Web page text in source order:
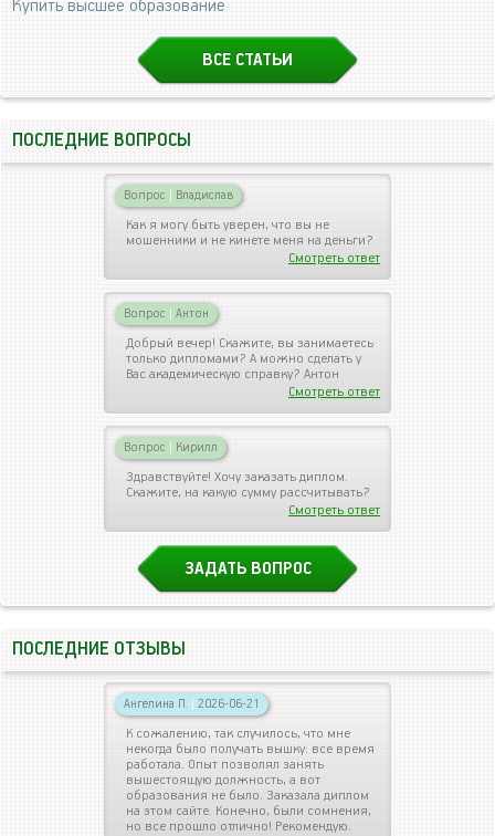
Купить высшее образование
ВСЕ СТАТЬИ
ПОСЛЕДНИЕ ВОПРОСЫ
Вопрос | Владислав
Как я могу быть уверен, что вы не
мошенники и не кинете меня на деньги?
Смотреть ответ
Вопрос | Антон
Добрый вечер! Скажите, вы занимаетесь
только дипломами? А можно сделать у
Вас академическую справку? Антон
Смотреть ответ
Вопрос | Кирилл
Здравствуйте! Хочу заказать диплом.
Скажите, на какую сумму рассчитывать?
Смотреть ответ
ЗАДАТЬ ВОПРОС
ПОСЛЕДНИЕ ОТЗЫВЫ
Ангелина П. | 2026-06-21
К сожалению, так случилось, что мне
некогда было получать вышку: все время
работала. Опыт позволял занять
вышестоящую должность, а вот
образования не было. Заказала диплом
на этом сайте. Конечно, были сомнения,
но все прошло отлично! Рекомендую.